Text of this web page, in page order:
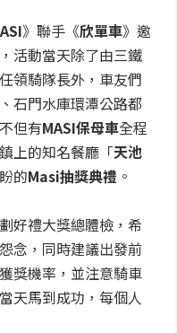
》聯手《欣單車》邀
活動當天除了由三鐵
領騎隊長外，車友們
石門水庫環潭公路都
但有MASI保母車全程
上的知名餐廳「天池
的Masi抽獎典禮 。
好禮大獎總體檢，希
念，同時建議出發前
獎機率，並注意騎車
天馬到成功，每個人